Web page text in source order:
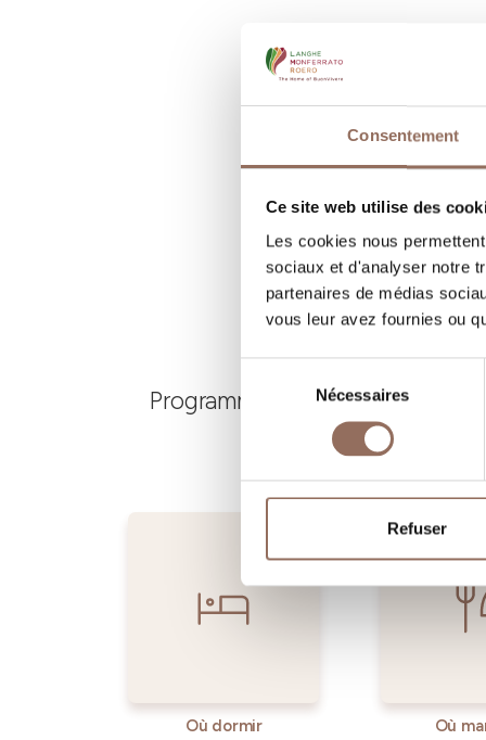
Consentement
Ce site web utilise des
Les cookies nous
sociaux et d'analyser notre
partenaires de médias
vous leur avez fournies ou
du
consentement
Nécessaires
Refuser
Programmez où dormir, où
Où dormir Où